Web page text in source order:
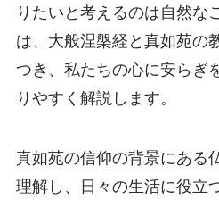
りたいと考えるのは自然な
は、大般涅槃経と真如苑の
つき、私たちの心に安らぎ
りやすく解説します。
真如苑の信仰の背景にある
理解し、日々の生活に役立